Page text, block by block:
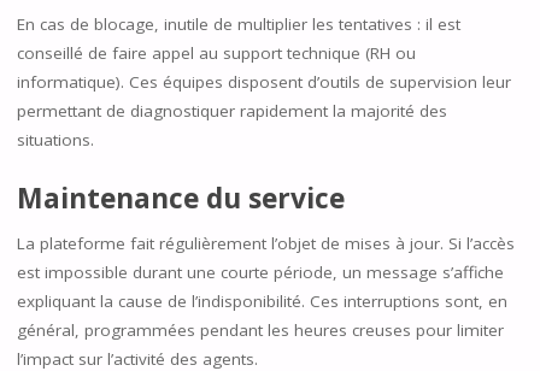
En cas de blocage, inutile de multiplier les tentatives : il est
conseillé de faire appel au support technique (RH ou
informatique). Ces équipes disposent d’outils de supervision leur
permettant de diagnostiquer rapidement la majorité des
situations.
Maintenance du service
La plateforme fait régulièrement l’objet de mises à jour. Si l’accès
est impossible durant une courte période, un message s’affiche
expliquant la cause de l’indisponibilité. Ces interruptions sont, en
général, programmées pendant les heures creuses pour limiter
l’impact sur l’activité des agents.